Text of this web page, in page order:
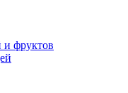
и фруктов